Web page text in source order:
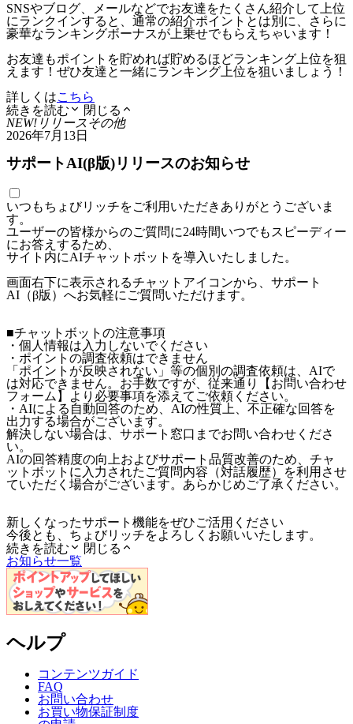
SNSやブログ、メールなどでお友達をたくさん紹介して上位
にランクインすると、通常の紹介ポイントとは別に、さらに
豪華なランキングボーナスが上乗せでもらえちゃいます！
お友達もポイントを貯めれば貯めるほどランキング上位を狙
えます！ぜひ友達と一緒にランキング上位を狙いましょう！
詳しくはこちら
続きを読む
閉じる
NEW! リリースその他
2026年7月13日
サポートAI(β版)リリースのお知らせ
いつもちょびリッチをご利用いただきありがとうございま
す。
ユーザーの皆様からのご質問に24時間いつでもスピーディー
にお答えするため、
サイト内にAIチャットボットを導入いたしました。
画面右下に表示されるチャットアイコンから、サポート
AI（β版）へお気軽にご質問いただけます。
■チャットボットの注意事項
・個人情報は入力しないでください
・ポイントの調査依頼はできません
「ポイントが反映されない」等の個別の調査依頼は、AIで
は対応できません。お手数ですが、従来通り【お問い合わせ
フォーム】より必要事項を添えてご依頼ください。
・AIによる自動回答のため、AIの性質上、不正確な回答を
出力する場合がございます。
解決しない場合は、サポート窓口までお問い合わせくださ
い。
AIの回答精度の向上およびサポート品質改善のため、チャ
ットボットに入力されたご質問内容（対話履歴）を利用させ
ていただく場合がございます。あらかじめご了承ください。
新しくなったサポート機能をぜひご活用ください
今後とも、ちょびリッチをよろしくお願いいたします。
続きを読む
閉じる
お知らせ一覧
ヘルプ
コンテンツガイド
FAQ
お問い合わせ
お買い物保証制度